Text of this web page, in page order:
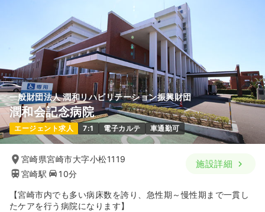
一般財団法人 潤和リハビリテーション振興財団
潤和会記念病院
エージェント求人 7:1 電子カルテ 車通勤可
宮崎県宮崎市大字小松1119
宮崎駅
10分
施設詳細
【宮崎市内でも多い病床数を誇り、急性期～慢性期まで一貫し
たケアを行う病院になります】